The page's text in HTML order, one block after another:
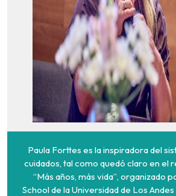
Paula Forttes es la inspiradora del
cuidados, tal como quedó claro en el
“Más años, más vida”, organizado
School de la Universidad de Los